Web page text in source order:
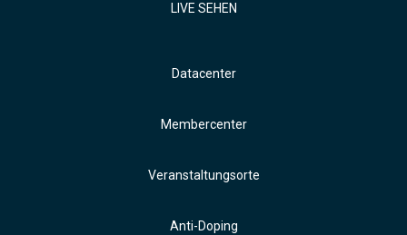
LIVE SEHEN
Datacenter
Membercenter
Veranstaltungsorte
Anti-Doping